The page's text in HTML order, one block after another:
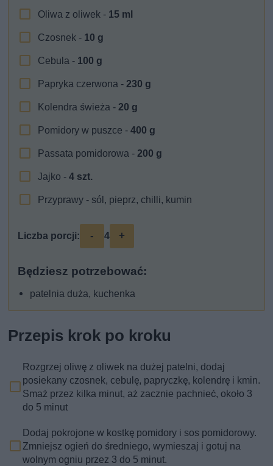
Oliwa z oliwek - 15 ml
Czosnek - 10 g
Cebula - 100 g
Papryka czerwona -230 g
Kolendra świeża -20 g
Pomidory w puszce -400 g
Passata pomidorowa -200 g
Jajko -4 szt.
Przyprawy - sól, pieprz, chilli, kumin
Liczba porcji: - 4 +
Będziesz potrzebować:
patelnia duża, kuchenka
Przepis krok po kroku
Rozgrzej oliwę z oliwek na dużej patelni, dodaj
posiekany czosnek, cebulę, papryczkę, kolendrę i kmin.
Smaż przez kilka minut, aż zacznie pachnieć, około 3
do 5 minut
Dodaj pokrojone w kostkę pomidory i sos pomidorowy.
Zmniejsz ogień do średniego, wymieszaj i gotuj na
wolnym ogniu przez 3 do 5 minut.